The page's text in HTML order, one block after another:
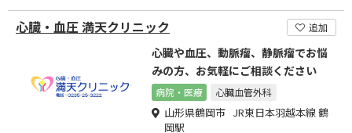
心臓・血圧 満天クリニック 追加
心臓や血圧、動脈瘤、静脈瘤でお悩
みの方、お気軽にご相談ください
病院・医療 心臓血管外科
山形県鶴岡市 JR東日本羽越本線 鶴
岡駅